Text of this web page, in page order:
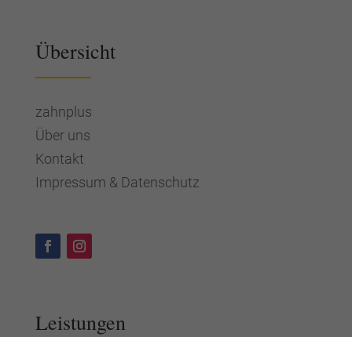
Übersicht
zahnplus
Über uns
Kontakt
Impressum & Datenschutz
Leistungen